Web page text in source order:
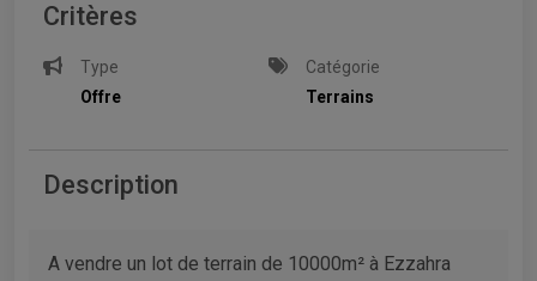
Critères
Type
Offre
Catégorie
Terrains
Description
A vendre un lot de terrain de 10000m² à Ezzahra